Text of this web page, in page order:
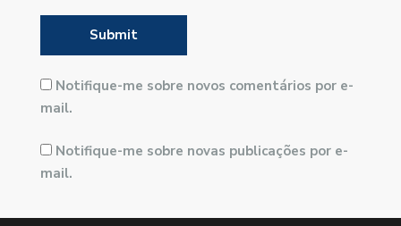
Notifique-me sobre novos comentários por e-
mail.
Notifique-me sobre novas publicações por e-
mail.